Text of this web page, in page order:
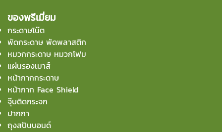
ของพรีเมี่ยม
กระดาษโน๊ต
พัดกระดาษ พัดพลาสติก
หมวกกระดาษ หมวกโฟม
แผ่นรองเมาส์
หน้ากากกระดาษ
หน้ากาก Face Shield
จุ๊บติดกระจก
ปากกา
ถุงสปันบอนด์